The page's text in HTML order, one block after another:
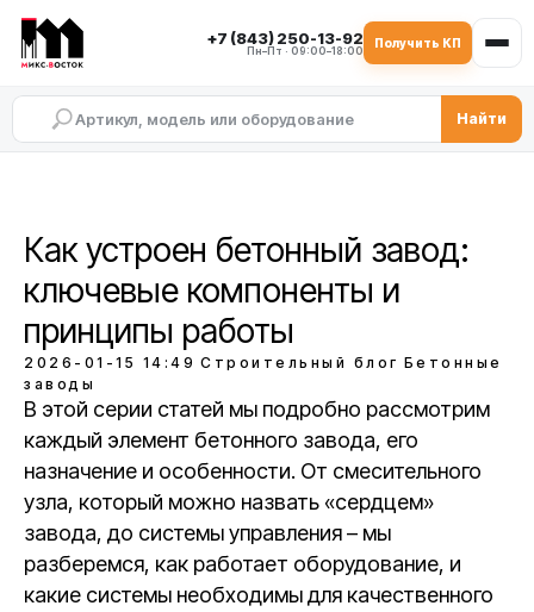
+7 (843) 250-13-92
Пн–Пт · 09:00–18:00
Получить КП
Найти
Как устроен бетонный завод:
ключевые компоненты и
принципы работы
2026-01-15 14:49 Строительный блог Бетонные
заводы
В этой серии статей мы подробно рассмотрим
каждый элемент бетонного завода, его
назначение и особенности. От смесительного
узла, который можно назвать «сердцем»
завода, до системы управления – мы
разберемся, как работает оборудование, и
какие системы необходимы для качественного